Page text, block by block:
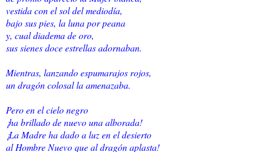
vestida con el sol del mediodía,
bajo sus pies, la luna por peana
y, cual diadema de oro,
sus sienes doce estrellas adornaban.
Mientras, lanzando espumarajos rojos,
un dragón colosal la amenazaba.
Pero en el cielo negro
¡ha brillado de nuevo una alborada!
¡La Madre ha dado a luz en el desierto
al Hombre Nuevo que al dragón aplasta!